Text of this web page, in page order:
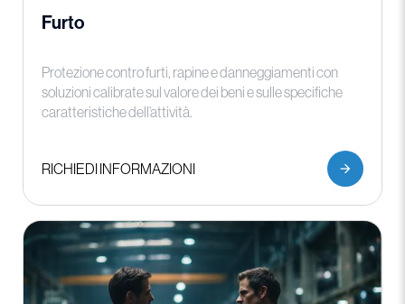
Furto
Protezione contro furti, rapine e danneggiamenti con
soluzioni calibrate sul valore dei beni e sulle specifiche
caratteristiche dell’attività.
RICHIEDI INFORMAZIONI